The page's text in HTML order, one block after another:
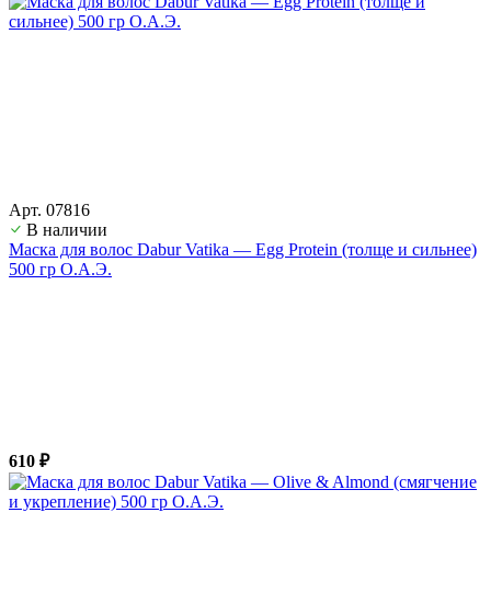
Арт. 07816
В наличии
Маска для волос Dabur Vatika — Egg Protein (толще и сильнее)
500 гр О.А.Э.
610 ₽